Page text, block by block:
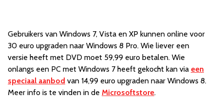
Gebruikers van Windows 7, Vista en XP kunnen online voor
30 euro upgraden naar Windows 8 Pro. Wie liever een
versie heeft met DVD moet 59,99 euro betalen. Wie
onlangs een PC met Windows 7 heeft gekocht kan via een
speciaal aanbod van 14,99 euro upgraden naar Windows 8.
Meer info is te vinden in de Microsoftstore.